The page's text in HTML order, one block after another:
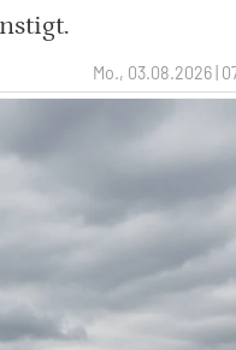
Mo., 03.08.2026 |